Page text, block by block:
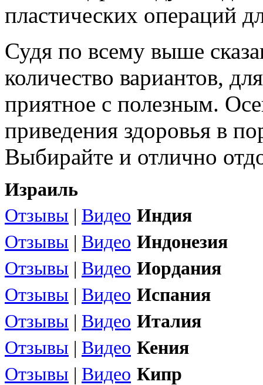
пластических операций
Судя по всему выше
количество вариантов,
приятное с полезным.
приведения здоровья в
Выбирайте и отлично
Израиль
Отзывы | Видео Индия
Отзывы | Видео Индонезия
Отзывы | Видео Иордания
Отзывы | Видео Испания
Отзывы | Видео Италия
Отзывы | Видео Кения
Отзывы | Видео Кипр